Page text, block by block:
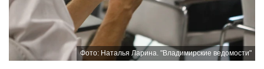
Фото: Наталья Ларина. "Владимирские ведомости"